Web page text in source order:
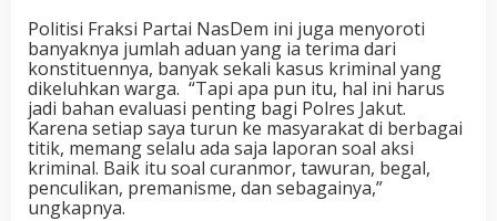
Politisi Fraksi Partai NasDem ini juga menyoroti
banyaknya jumlah aduan yang ia terima dari
konstituennya, banyak sekali kasus kriminal yang
dikeluhkan warga. “Tapi apa pun itu, hal ini harus
jadi bahan evaluasi penting bagi Polres Jakut.
Karena setiap saya turun ke masyarakat di berbagai
titik, memang selalu ada saja laporan soal aksi
kriminal. Baik itu soal curanmor, tawuran, begal,
penculikan, premanisme, dan sebagainya,”
ungkapnya.